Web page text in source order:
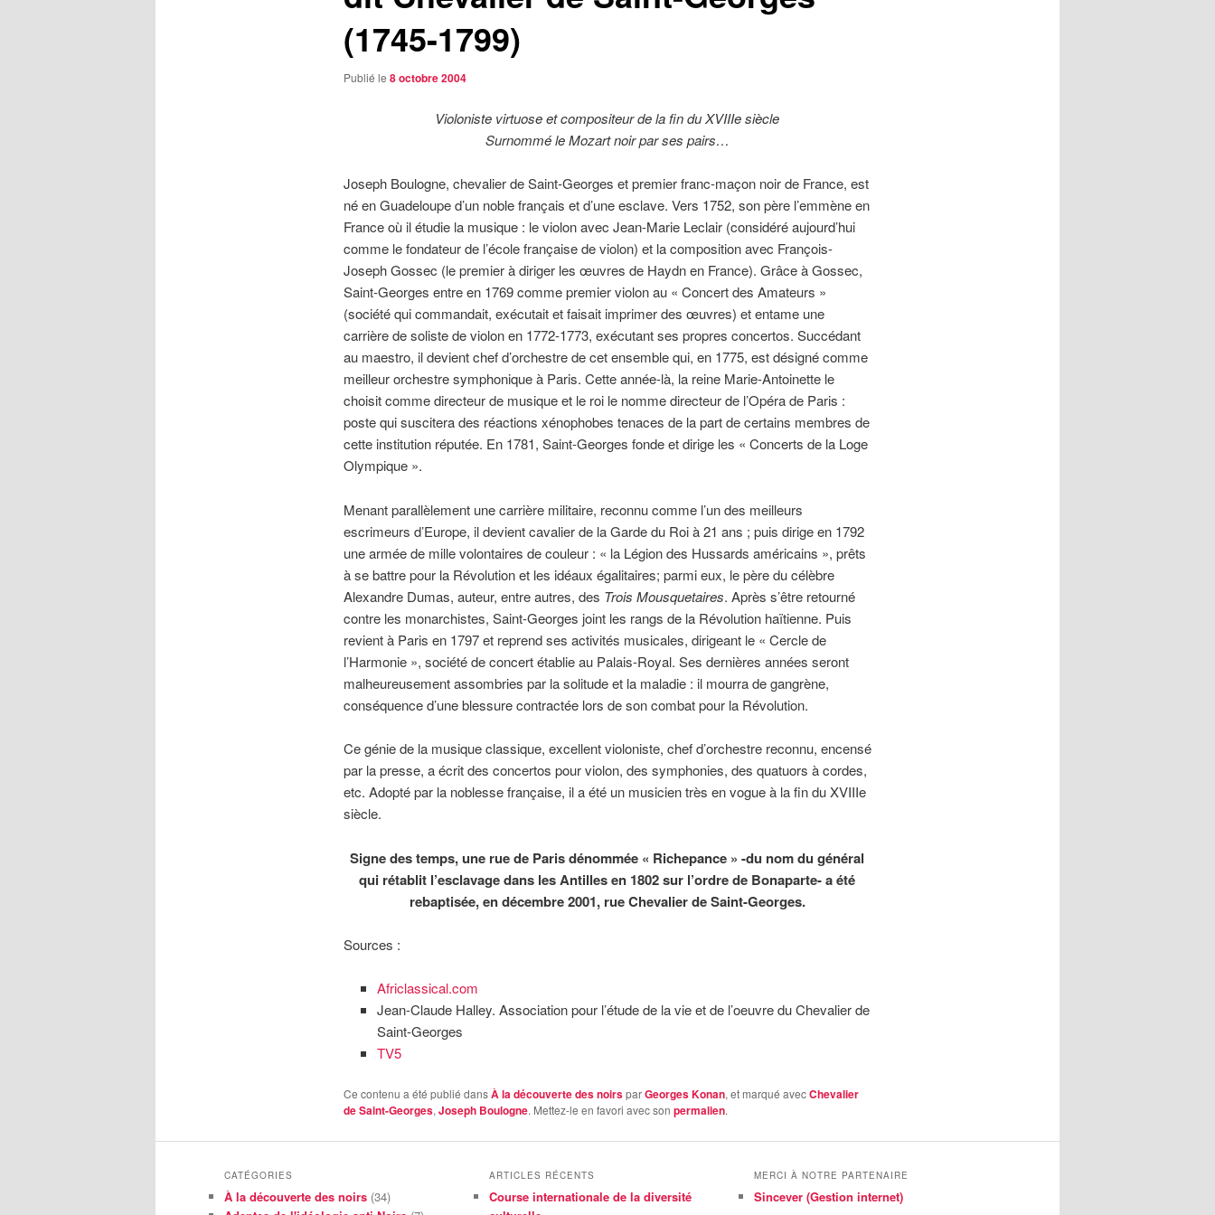
(1745-1799)
Publié le 8 octobre 2004
Violoniste virtuose et compositeur de la fin du XVIIIe siècle
Surnommé le Mozart noir par ses pairs…
Joseph Boulogne, chevalier de Saint-Georges et premier franc-maçon noir de France, est
né en Guadeloupe d’un noble français et d’une esclave. Vers 1752, son père l’emmène en
France où il étudie la musique : le violon avec Jean-Marie Leclair (considéré aujourd’hui
comme le fondateur de l’école française de violon) et la composition avec François-
Joseph Gossec (le premier à diriger les œuvres de Haydn en France). Grâce à Gossec,
Saint-Georges entre en 1769 comme premier violon au « Concert des Amateurs »
(société qui commandait, exécutait et faisait imprimer des œuvres) et entame une
carrière de soliste de violon en 1772-1773, exécutant ses propres concertos. Succédant
au maestro, il devient chef d’orchestre de cet ensemble qui, en 1775, est désigné comme
meilleur orchestre symphonique à Paris. Cette année-là, la reine Marie-Antoinette le
choisit comme directeur de musique et le roi le nomme directeur de l’Opéra de Paris :
poste qui suscitera des réactions xénophobes tenaces de la part de certains membres de
cette institution réputée. En 1781, Saint-Georges fonde et dirige les « Concerts de la Loge
Olympique ».
Menant parallèlement une carrière militaire, reconnu comme l’un des meilleurs
escrimeurs d’Europe, il devient cavalier de la Garde du Roi à 21 ans ; puis dirige en 1792
une armée de mille volontaires de couleur : « la Légion des Hussards américains », prêts
à se battre pour la Révolution et les idéaux égalitaires; parmi eux, le père du célèbre
Alexandre Dumas, auteur, entre autres, des Trois Mousquetaires. Après s’être retourné
contre les monarchistes, Saint-Georges joint les rangs de la Révolution haïtienne. Puis
revient à Paris en 1797 et reprend ses activités musicales, dirigeant le « Cercle de
l’Harmonie », société de concert établie au Palais-Royal. Ses dernières années seront
malheureusement assombries par la solitude et la maladie : il mourra de gangrène,
conséquence d’une blessure contractée lors de son combat pour la Révolution.
Ce génie de la musique classique, excellent violoniste, chef d’orchestre reconnu, encensé
par la presse, a écrit des concertos pour violon, des symphonies, des quatuors à cordes,
etc. Adopté par la noblesse française, il a été un musicien très en vogue à la fin du XVIIIe
siècle.
Signe des temps, une rue de Paris dénommée « Richepance » -du nom du général
qui rétablit l’esclavage dans les Antilles en 1802 sur l’ordre de Bonaparte- a été
rebaptisée, en décembre 2001, rue Chevalier de Saint-Georges.
Sources :
Africlassical.com
Jean-Claude Halley. Association pour l’étude de la vie et de l’oeuvre du Chevalier de
Saint-Georges
TV5
Ce contenu a été publié dansÀ la découverte des noirsparGeorges Konan, et marqué avecChevalier
de Saint-Georges, Joseph Boulogne. Mettez-le en favori avec son permalien.
CATÉGORIES
À la découverte des noirs (34)
ARTICLES RÉCENTS
Course internationale de la diversité
MERCI À NOTRE PARTENAIRE
Sincever (Gestion internet)